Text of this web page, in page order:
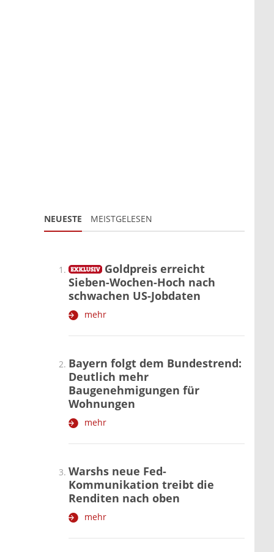
NEUESTE MEISTGELESEN
Goldpreis erreicht
Sieben-Wochen-Hoch nach
schwachen US-Jobdaten
mehr
Bayern folgt dem Bundestrend:
Deutlich mehr
Baugenehmigungen für
Wohnungen
mehr
Warshs neue Fed-
Kommunikation treibt die
Renditen nach oben
mehr